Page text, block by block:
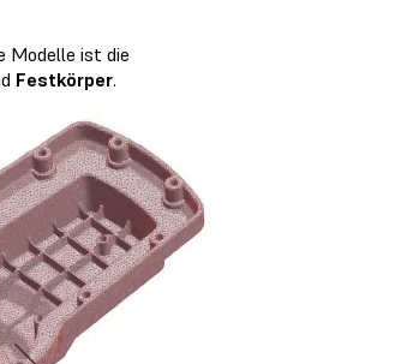
Modelle ist die
Festkörper.